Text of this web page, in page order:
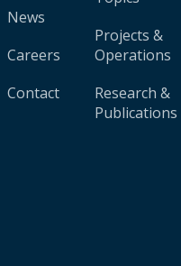
News
Careers
Contact
Projects &
Operations
Research &
Publications